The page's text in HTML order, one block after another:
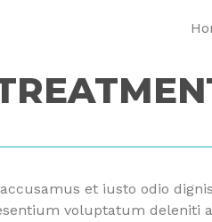
et iusto odio
voluptatum deleniti